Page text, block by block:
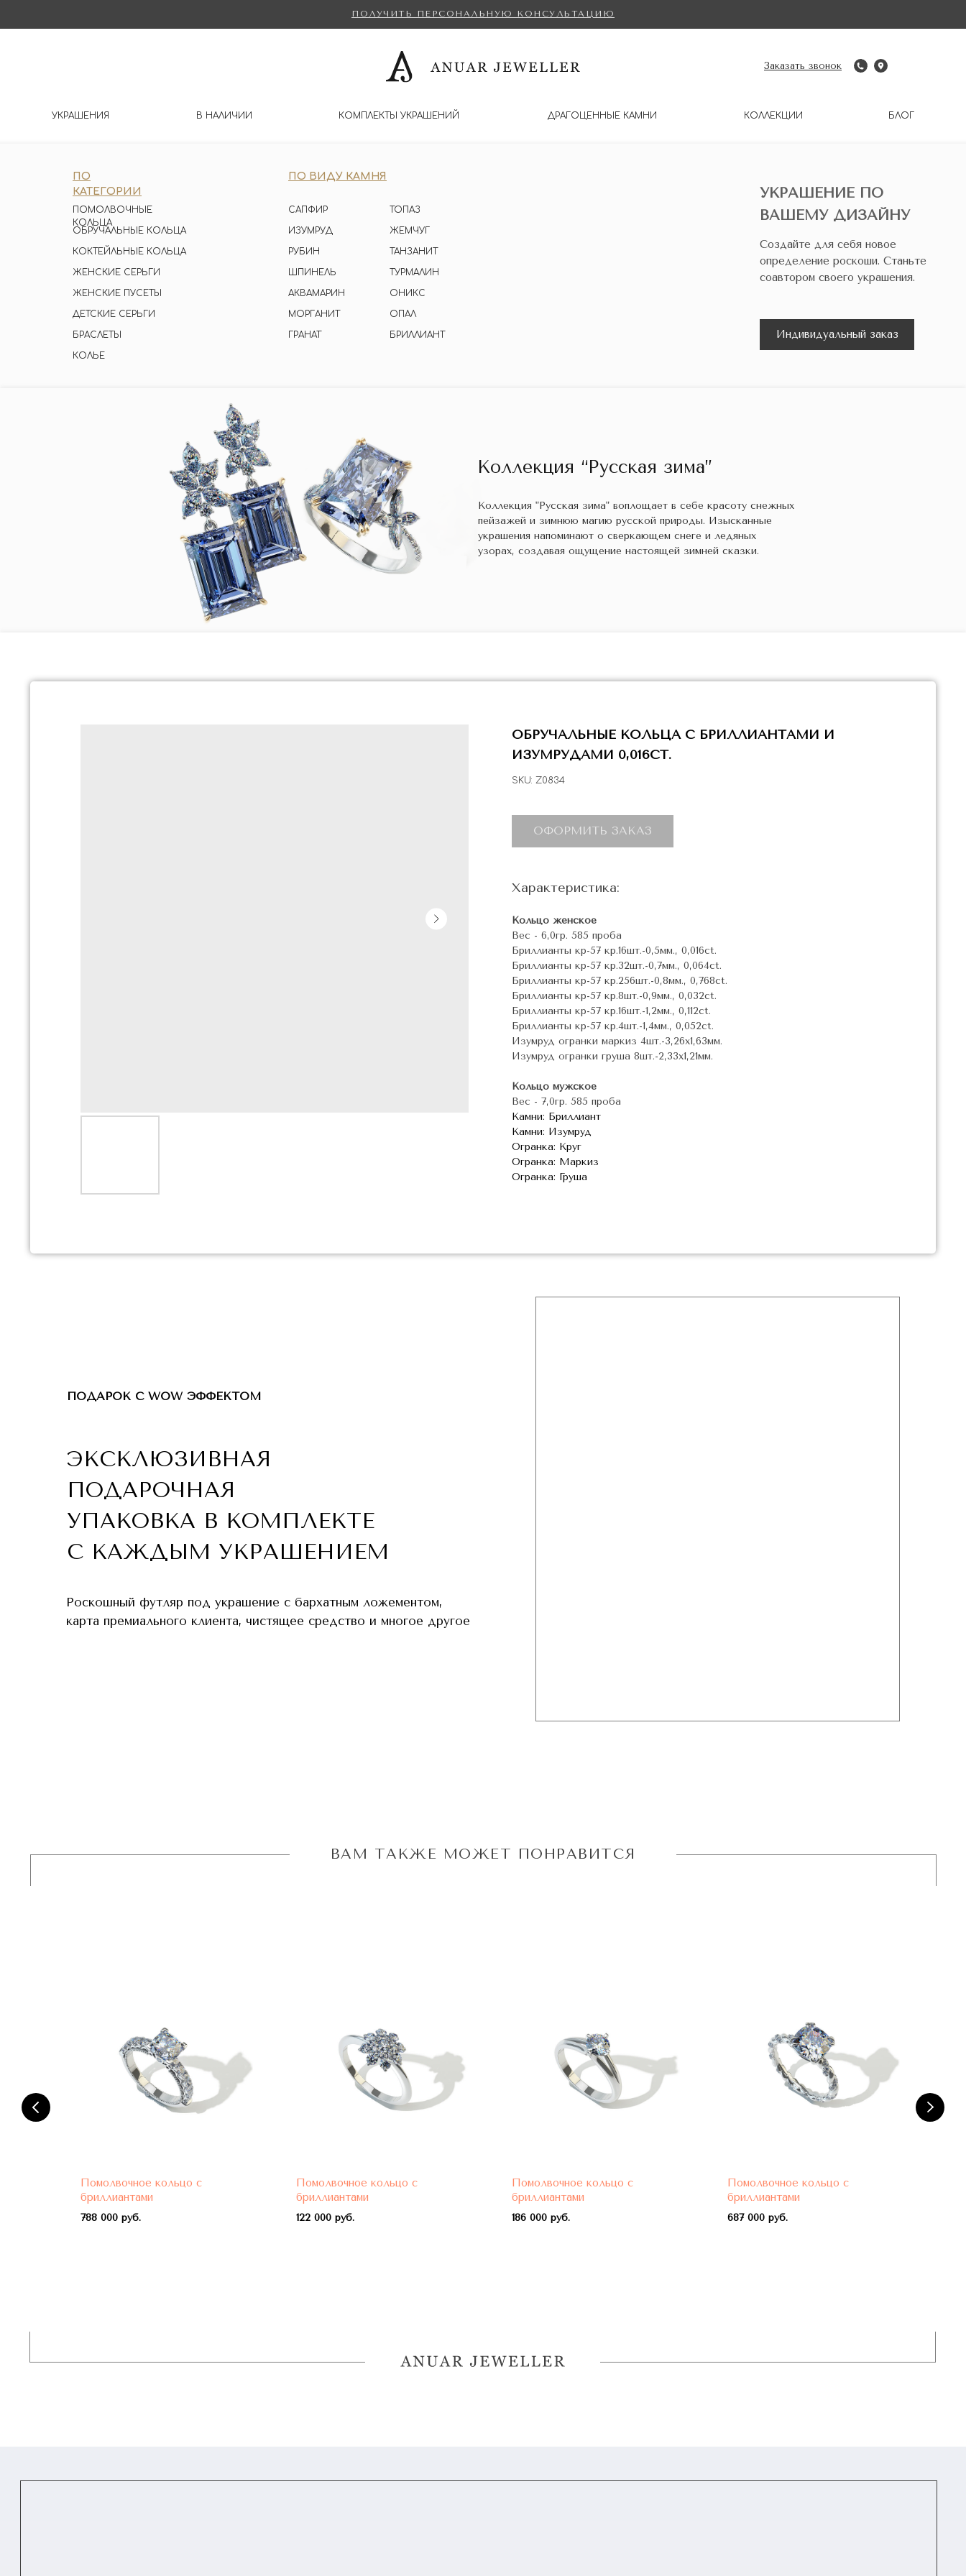
ДРАГОЦЕННЫЕ КАМНИ
УКРАШЕНИЯ КОМПЛЕКТЫ УКРАШЕНИЙ БЛОГ
КОЛЛЕКЦИИ
В НАЛИЧИИ
ПОЛУЧИТЬ ПЕРСОНАЛЬНУЮ КОНСУЛЬТАЦИЮ
Заказать звонок
ПО
КАТЕГОРИИ
ПОМОЛВОЧНЫЕ
КОЛЬЦА
ОБРУЧАЛЬНЫЕ КОЛЬЦА
ЖЕНСКИЕ СЕРЬГИ
КОКТЕЙЛЬНЫЕ КОЛЬЦА
ЖЕНСКИЕ ПУСЕТЫ
ДЕТСКИЕ СЕРЬГИ
БРАСЛЕТЫ
КОЛЬЕ
ПО ВИДУ КАМНЯ
САПФИР
ИЗУМРУД
ШПИНЕЛЬ
РУБИН
АКВАМАРИН
МОРГАНИТ
ГРАНАТ БРИЛЛИАНТ
ТОПАЗ
ЖЕМЧУГ
ТУРМАЛИН
ТАНЗАНИТ
ОНИКС
ОПАЛ
УКРАШЕНИЕ ПО
ВАШЕМУ ДИЗАЙНУ
Создайте для себя новое
определение роскоши. Станьте
соавтором своего украшения.
Индивидуальный заказ
Коллекция “Русская зима”
Коллекция "Русская зима" воплощает в себе красоту снежных
пейзажей и зимнюю магию русской природы. Изысканные
украшения напоминают о сверкающем снеге и ледяных
узорах, создавая ощущение настоящей зимней сказки.
ОБРУЧАЛЬНЫЕ КОЛЬЦА С БРИЛЛИАНТАМИ И
ИЗУМРУДАМИ 0,016CT.
SKU: Z0834
ОФОРМИТЬ ЗАКАЗ
Характеристика:
Кольцо женское
Вес - 6,0гр. 585 проба
Бриллианты кр-57 кр.16шт.-0,5мм., 0,016ct.
Бриллианты кр-57 кр.32шт.-0,7мм., 0,064ct.
Бриллианты кр-57 кр.256шт.-0,8мм., 0,768ct.
Бриллианты кр-57 кр.8шт.-0,9мм., 0,032ct.
Бриллианты кр-57 кр.16шт.-1,2мм., 0,112ct.
Бриллианты кр-57 кр.4шт.-1,4мм., 0,052ct.
Изумруд огранки маркиз 4шт.-3,26х1,63мм.
Изумруд огранки груша 8шт.-2,33х1,21мм.
Кольцо мужское
Вес - 7,0гр. 585 проба
Камни: Бриллиант
Камни: Изумруд
Огранка: Круг
Огранка: Маркиз
Огранка: Груша
ЭКСКЛЮЗИВНАЯ
ПОДАРОЧНАЯ
УПАКОВКА В КОМПЛЕКТЕ
С КАЖДЫМ УКРАШЕНИЕМ
Роскошный футляр под украшение с бархатным ложементом,
карта премиального клиента, чистящее средство и многое другое
ПОДАРОК С WOW ЭФФЕКТОМ
ВАМ ТАКЖЕ МОЖЕТ ПОНРАВИТСЯ
Помолвочное кольцо с
бриллиантами
788 000 руб.
Помолвочное кольцо с
бриллиантами
122 000 руб.
Помолвочное кольцо с
бриллиантами
186 000 руб.
Помолвочное кольцо с
бриллиантами
687 000 руб.